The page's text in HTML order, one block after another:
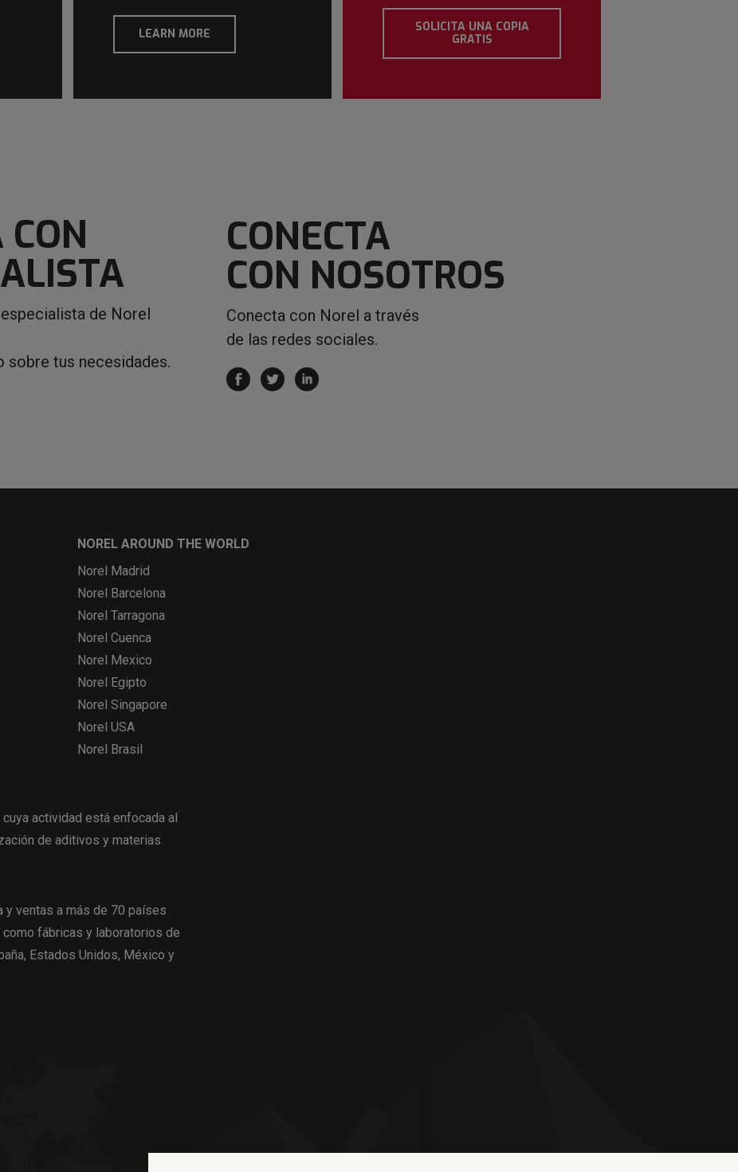
LEARN MORE
SOLICITA UNA COPIA
GRATIS
de Norel
sobre tus necesidades.
CONECTA
CON NOSOTROS
Conecta con Norel a través
de las redes sociales.
NOREL AROUND THE WORLD
Norel Madrid
Norel Barcelona
Norel Tarragona
Norel Cuenca
Norel Mexico
Norel Egipto
Norel Singapore
Norel USA
Norel Brasil
actividad está enfocada al
de aditivos y materias
y ventas a más de 70 países
fábricas y laboratorios de
Estados Unidos, México y